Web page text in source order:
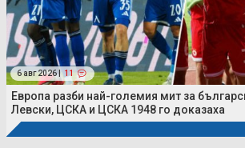
6 авг 2026 | 11
Европа разби най-големия мит за
Левски, ЦСКА и ЦСКА 1948 го доказаха